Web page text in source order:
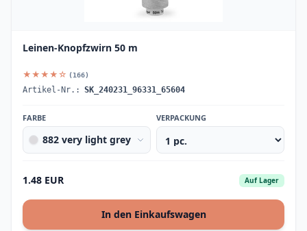
Leinen-Knopfzwirn 50 m
★★★★☆ (166)
Artikel-Nr.: SK_240231_96331_65604
FARBE
882 very light grey
VERPACKUNG
1.48 EUR Auf Lager
In den Einkaufswagen